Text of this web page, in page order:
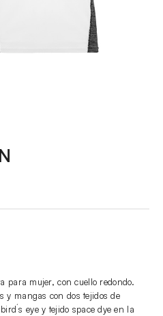
para mujer, con cuello redondo.
y mangas con dos tejidos de
eye y tejido space dye en la